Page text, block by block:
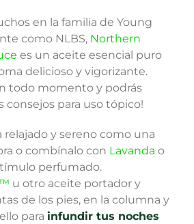
en la familia de Young
como NLBS, Northern
es un aceite esencial puro
delicioso y vigorizante.
todo momento y podrás
consejos para uso tópico!
relajado y sereno como una
o combínalo con Lavanda o
perfumado.
u otro aceite portador y
de los pies, en la columna y
para infundir tus noches